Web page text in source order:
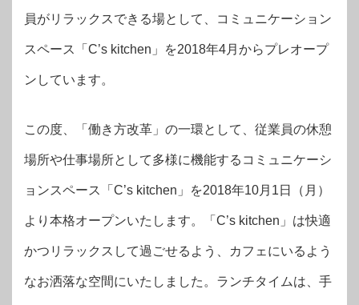
員がリラックスできる場として、コミュニケーション
スペース「C’s kitchen」を2018年4月からプレオープ
ンしています。
この度、「働き方改革」の一環として、従業員の休憩
場所や仕事場所として多様に機能するコミュニケーシ
ョンスペース「C’s kitchen」を2018年10月1日（月）
より本格オープンいたします。「C’s kitchen」は快適
かつリラックスして過ごせるよう、カフェにいるよう
なお洒落な空間にいたしました。ランチタイムは、手